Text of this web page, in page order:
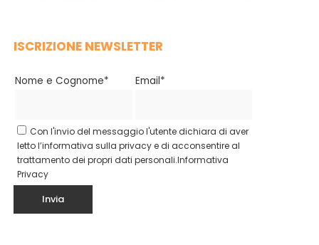
ISCRIZIONE NEWSLETTER
Nome e Cognome* Email*
Con l'invio del messaggio l'utente dichiara di aver
letto l’informativa sulla privacy e di acconsentire al
trattamento dei propri dati personali.Informativa
Privacy